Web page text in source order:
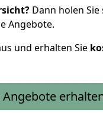
Dann holen
Angebote.
und erhalten Sie
Angebote